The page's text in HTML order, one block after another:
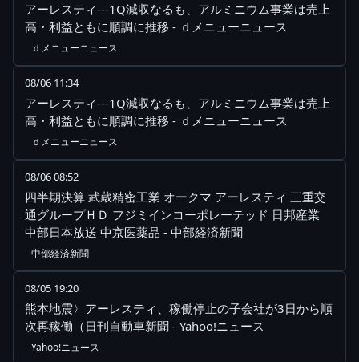
アーレスティ---1Q減収なるも、アルミニウム事業は売上
高・利益ともに順調に推移 - ｄメニューニュース
ｄメニューニュース
08/06 11:34
アーレスティ---1Q減収なるも、アルミニウム事業は売上
高・利益ともに順調に推移 - ｄメニューニュース
ｄメニューニュース
08/06 08:52
四半期決算 武蔵精密工業 オークマ アーレスティ 三重交
通グループＨＤ フジミインコーポレーテッド 日邦産業
中部日本放送 中京医薬品 - 中部経済新聞
中部経済新聞
08/05 19:20
熊本地震〉アーレスティ、稼働停止の子会社が3日から順
次再稼働（日刊自動車新聞 - Yahoo!ニュース
Yahoo!ニュース